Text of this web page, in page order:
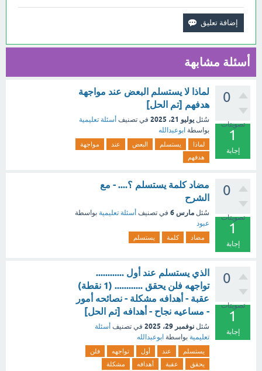
أسئلة مشابهة
0
تصويتات
1
إجابة
لماذا لا يستسلم البعض عند مواجهة
هدفهم [تم الحل]
سُئل يوليو 21، 2025 في تصنيف أسئلة تعليمية
بواسطة ابوعبدالله
لماذا يستسلم البعض عند
مواجهة
هدفهم
0
تصويتات
1
إجابة
مضاد كلمة يستسلم ؟.... - مع
الشرح
سُئل مارس 6 في تصنيف أسئلة تعليمية بواسطة
عبود
مضاد كلمة يستسلم
0
تصويتات
1
إجابة
الذي يستسلم عند أول ............
تواجهه فلن يحقق ............ (1 نقطة)
عقبة - أهدافه مشكلة - نصائحه أمور
- مساعيه نجاح - أهدافه [تم الحل]
سُئل نوفمبر 29، 2025 في تصنيف أسئلة
تعليمية بواسطة ابوعبدالله
يستسلم عند أول تواجهه
فلن
يحقق
عقبة أهدافه
مشكلة